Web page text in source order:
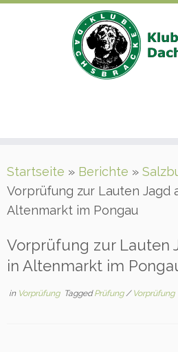
Inhalt
springen
Startseite » Berichte »
Vorprüfung zur Lauten Jagd
Altenmarkt im Pongau
Vorprüfung zur Lauten
in Altenmarkt im
in Vorprüfung TaggedPrüfung/ Vorprüfung